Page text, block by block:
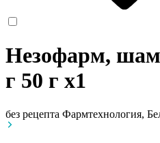
Незофарм,
г 50 г x1
без рецепта Фармтехнология,